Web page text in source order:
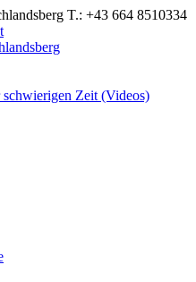
T.: +43 664 8510334
Zeit (Videos)